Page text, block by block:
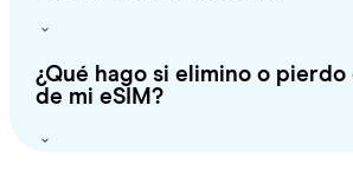
¿Qué hago si elimino o pierdo
de mi eSIM?